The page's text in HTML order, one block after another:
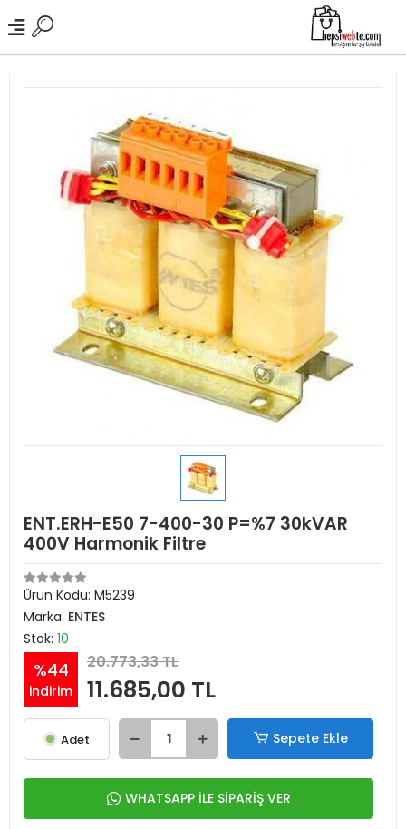
ENT.ERH-E50 7-400-30 P=%7 30kVAR
400V Harmonik Filtre
Ürün Kodu: M5239
Marka: ENTES
Stok: 10
%44
indirim
20.773,33 TL
11.685,00 TL
Adet Sepete Ekle
WHATSAPP İLE SİPARİŞ VER